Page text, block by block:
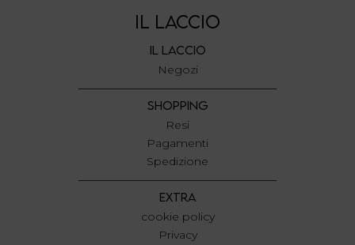
IL LACCIO
IL LACCIO
Negozi
SHOPPING
Resi
Pagamenti
Spedizione
EXTRA
cookie policy
Privacy